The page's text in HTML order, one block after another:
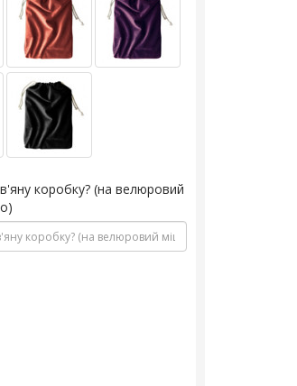
коробку? (на велюровий